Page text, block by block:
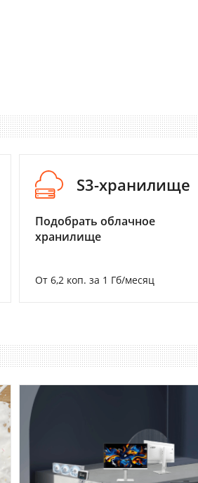
S3-хранилище
Подобрать облачное
хранилище
От 6,2 коп. за 1 Гб/месяц